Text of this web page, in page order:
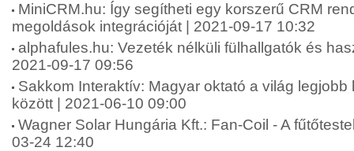
MiniCRM.hu: Így segítheti egy korszerű CRM
megoldások integrációját | 2021-09-17 10:32
alphafules.hu: Vezeték nélküli fülhallgatók és
2021-09-17 09:56
Sakkom Interaktív: Magyar oktató a világ
között | 2021-06-10 09:00
Wagner Solar Hungária Kft.: Fan-Coil - A
03-24 12:40